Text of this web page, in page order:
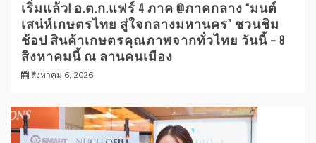
เริ่มแล้ว! อ.ต.ก.แฟร์ 4 ภาค @ภาคกลาง “มนต์
เสน่ห์เกษตรไทย สู่ใจกลางมหานคร” ชวนชิม
ช้อป สินค้าเกษตรคุณภาพจากทั่วไทย วันนี้ – 8
สิงหาคมนี้ ณ ลานคนเมือง
สิงหาคม 6, 2026